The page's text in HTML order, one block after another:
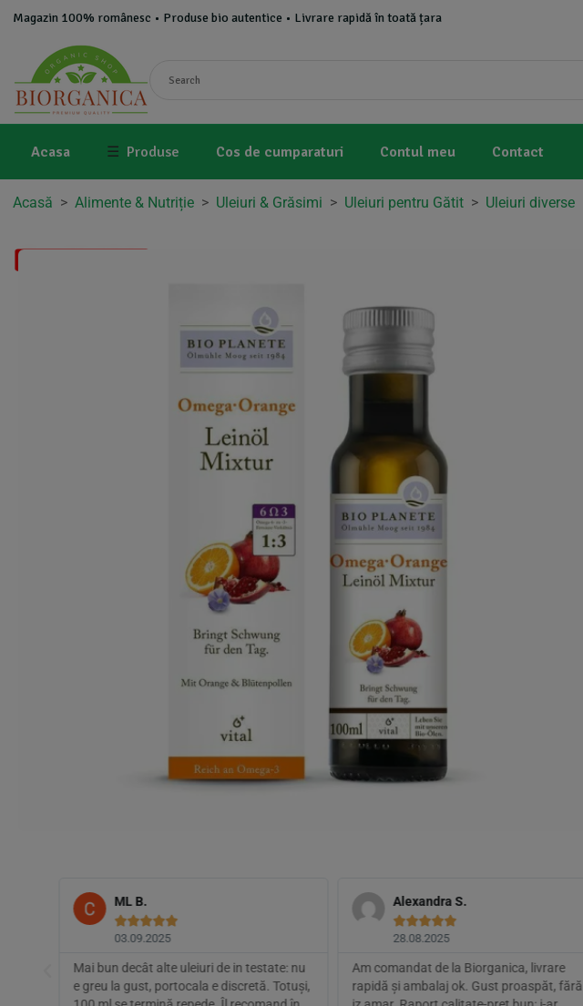
Magazin 100% românesc • Produse bio autentice • Livrare rapidă în toată țara
Acasa ☰ Produse Cos de cumparaturi Contul meu Contact
Acasă > Alimente & Nutriție > Uleiuri & Grăsimi > Uleiuri pentru Gătit > Uleiuri diverse
ML B.

03.09.2025
Mai bun decât alte uleiuri de in testate: nu
e greu la gust, portocala e discretă. Totuși,
Alexandra S.

28.08.2025
Am comandat de la Biorganica, livrare
rapidă și ambalaj ok. Gust proaspăt, fără